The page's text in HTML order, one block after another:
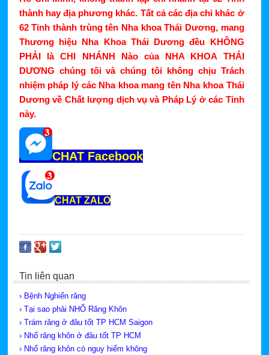
thành hay địa phương khác. Tất cả các địa chỉ khác ở
62 Tỉnh thành trùng tên Nha khoa Thái Dương, mang
Thương hiệu Nha Khoa Thái Dương đều KHÔNG
PHẢI là CHI NHÁNH Nào của NHA KHOA THÁI
DƯƠNG chúng tôi và chúng tôi không chịu Trách
nhiệm pháp lý các Nha khoa mang tên Nha khoa Thái
Dương về Chất lượng dịch vụ và Pháp Lý ở các Tỉnh
này.
CHAT Facebook
CHAT ZALO
Tin liên quan
› Bệnh Nghiến răng
› Tại sao phải NHỔ Răng Khôn
› Trám răng ở đâu tốt TP HCM Saigon
› Nhổ răng khôn ở đâu tốt TP HCM
› Nhổ răng khôn có nguy hiểm không